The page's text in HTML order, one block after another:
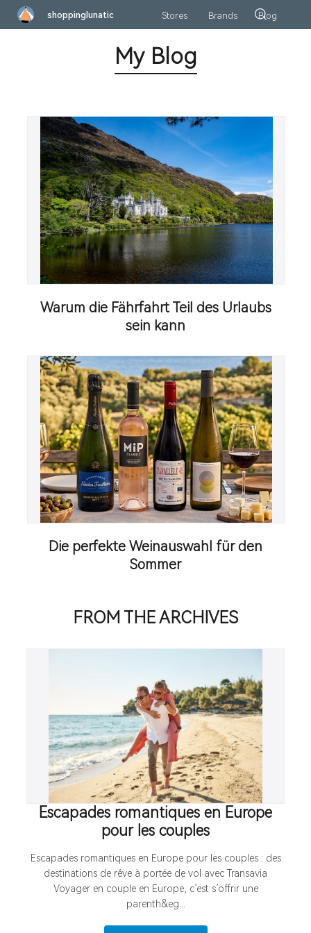
shoppinglunatic Stores Brands Blog
My Blog
Warum die Fährfahrt Teil des Urlaubs
sein kann
Die perfekte Weinauswahl für den
Sommer
FROM THE ARCHIVES
Escapades romantiques en Europe
pour les couples
Escapades romantiques en Europe pour les couples : des
destinations de rêve à portée de vol avec Transavia
Voyager en couple en Europe, c’est s’offrir une
parenth&eg...